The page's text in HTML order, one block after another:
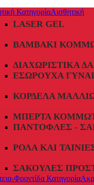
Αισθητική
LASER GEL
ΒΑΜΒΆΚΙ
ΔΙΑΧΩΡΙΣΤΙΚΆ
ΕΣΏΡΟΥΧΑ
ΚΟΡΔΈΛΑ
ΜΠΈΡΤΑ
ΠΑΝΤΌΦΛΕΣ -
ΡΟΛΆ ΚΑΙ
ΣΑΚΟΎΛΕΣ